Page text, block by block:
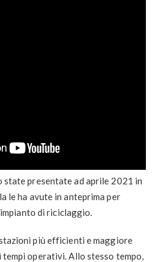
state presentate ad aprile 2021 in
le ha avute in anteprima per
di riciclaggio.
più efficienti e maggiore
operativi. Allo stesso tempo,